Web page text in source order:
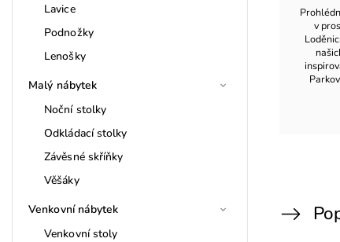
Lavice
Podnožky
Lenošky
Malý nábytek
Noční stolky
Odkládací stolky
Závěsné skříňky
Věšáky
Venkovní nábytek
Venkovní stoly
v